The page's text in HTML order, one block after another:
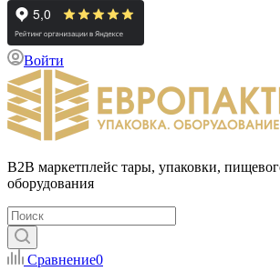
Войти
B2B маркетплейс тары, упаковки,
оборудования
Сравнение0